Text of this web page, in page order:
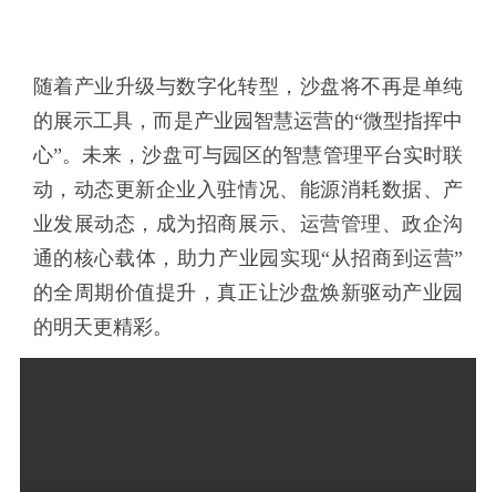
随着产业升级与数字化转型，沙盘将不再是单纯
的展示工具，而是产业园智慧运营的“微型指挥中
心”。未来，沙盘可与园区的智慧管理平台实时联
动，动态更新企业入驻情况、能源消耗数据、产
业发展动态，成为招商展示、运营管理、政企沟
通的核心载体，助力产业园实现“从招商到运营”
的全周期价值提升，真正让沙盘焕新驱动产业园
的明天更精彩。